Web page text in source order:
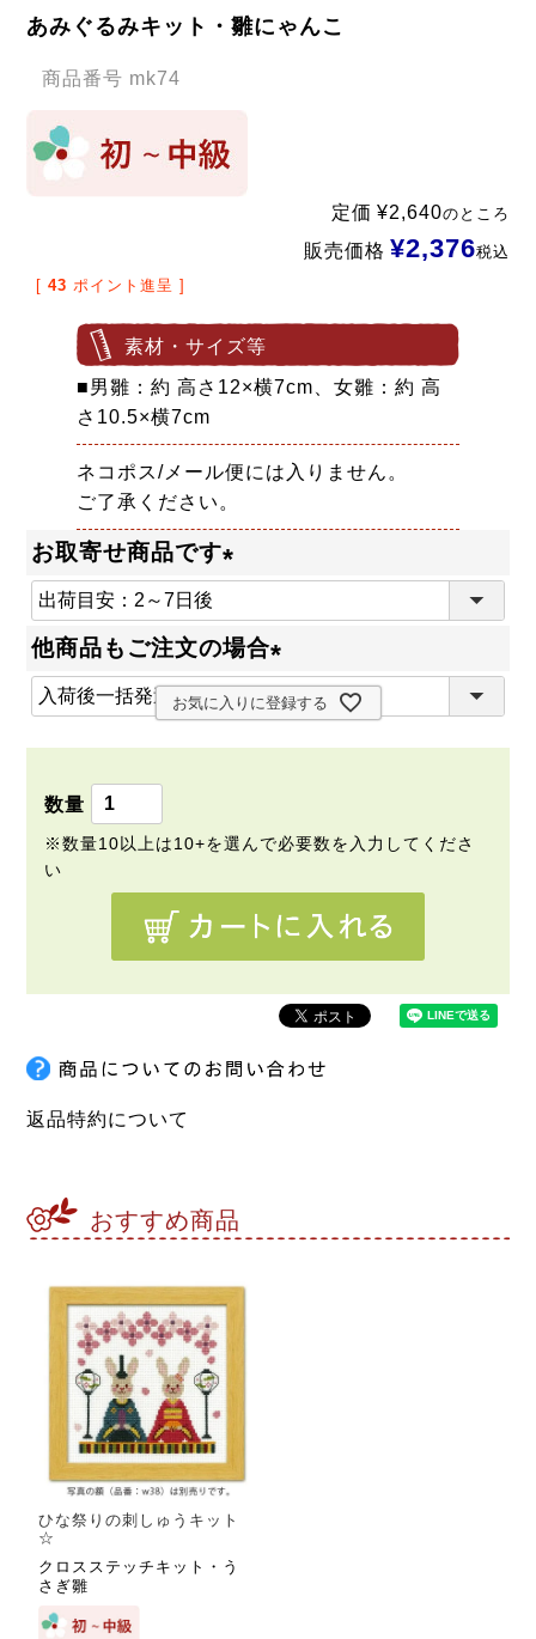
あみぐるみキット・雛にゃんこ
商品番号 mk74
定価 ¥2,640のところ
販売価格 ¥2,376税込
[ 43 ポイント進呈 ]
素材・サイズ等
■男雛：約 高さ12×横7cm、女雛：約 高
さ10.5×横7cm
ネコポス/メール便には入りません。
ご了承ください。
お取寄せ商品です
必
)
他商品もご注文の場合
(
必
お気に入りに登録する
返品特約について
おすすめ商品
ひな祭りの刺しゅうキット
☆
クロスステッチキット・う
さぎ雛